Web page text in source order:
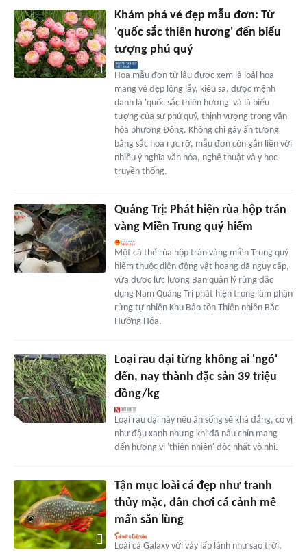
Khám phá vẻ đẹp mẫu đơn: Từ
'quốc sắc thiên hương' đến biểu
tượng phú quý
Hoa mẫu đơn từ lâu được xem là loài hoa
mang vẻ đẹp lộng lẫy, kiêu sa, được mệnh
danh là 'quốc sắc thiên hương' và là biểu
tượng của sự phú quý, thịnh vượng trong văn
hóa phương Đông. Không chỉ gây ấn tượng
bằng sắc hoa rực rỡ, mẫu đơn còn gắn liền với
nhiều ý nghĩa văn hóa, nghệ thuật và y học
truyền thống.
Quảng Trị: Phát hiện rùa hộp trán
vàng Miền Trung quý hiếm
Một cá thể rùa hộp trán vàng miền Trung quý
hiếm thuộc diện động vật hoang dã nguy cấp,
vừa được lực lượng Ban quản lý rừng đặc
dụng Nam Quảng Trị phát hiện trong lâm phận
rừng tự nhiên Khu Bảo tồn Thiên nhiên Bắc
Hướng Hóa.
Loại rau dại từng không ai 'ngó'
đến, nay thành đặc sản 39 triệu
đồng/kg
Loại rau dại này nếu ăn sống sẽ khá đắng, có vị
như đậu xanh nhưng khi đã nấu chín mang
đến hương vị 'thiên nhiên' độc nhất vô nhị.
Tận mục loài cá đẹp như tranh
thủy mặc, dân chơi cá cảnh mê
mẩn săn lùng
Loài cá Galaxy với vảy lấp lánh như sao trời,